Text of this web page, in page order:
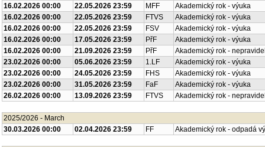
16.02.2026 00:00
22.05.2026 23:59 MFF
Akademický rok - výuka
16.02.2026 00:00
22.05.2026 23:59 FTVS
Akademický rok - výuka
16.02.2026 00:00
22.05.2026 23:59 FSV
Akademický rok - výuka
16.02.2026 00:00
17.05.2026 23:59 PřF
Akademický rok - výuka
16.02.2026 00:00
21.09.2026 23:59 PřF
Akademický rok -
23.02.2026 00:00
05.06.2026 23:59 1.LF
Akademický rok - výuka
23.02.2026 00:00
24.05.2026 23:59 FHS
Akademický rok - výuka
23.02.2026 00:00
31.05.2026 23:59 FaF
Akademický rok - výuka
26.02.2026 00:00
13.09.2026 23:59 FTVS Akademický rok -
2025/2026 - March
30.03.2026 00:00
02.04.2026 23:59 FF Akademický rok - odpadá